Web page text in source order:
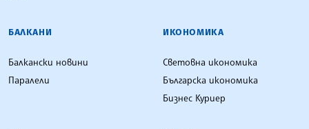
БАЛКАНИ
Балкански новини
Паралели
ИКОНОМИКА
Световна икономика
Българска икономика
Бизнес Куриер